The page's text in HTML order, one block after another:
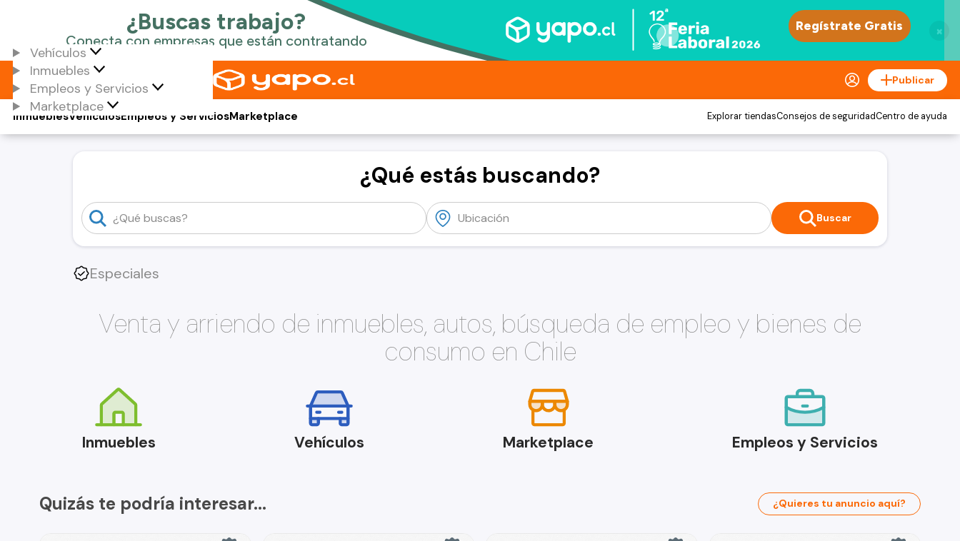
×
Vehículos
Inmuebles
Empleos y Servicios
Marketplace
Publicar
Vehículos
Inmuebles Empleos y ServiciosMarketplace Explorar tiendasConsejos de seguridadCentro de ayuda
¿Qué estás buscando?
Buscar
Especiales
Venta y arriendo de inmuebles, autos, búsqueda de empleo y bienes de
consumo en Chile
Inmuebles Vehículos Marketplace Empleos y Servicios
Quizás te podría interesar... ¿Quieres tu anuncio aquí?